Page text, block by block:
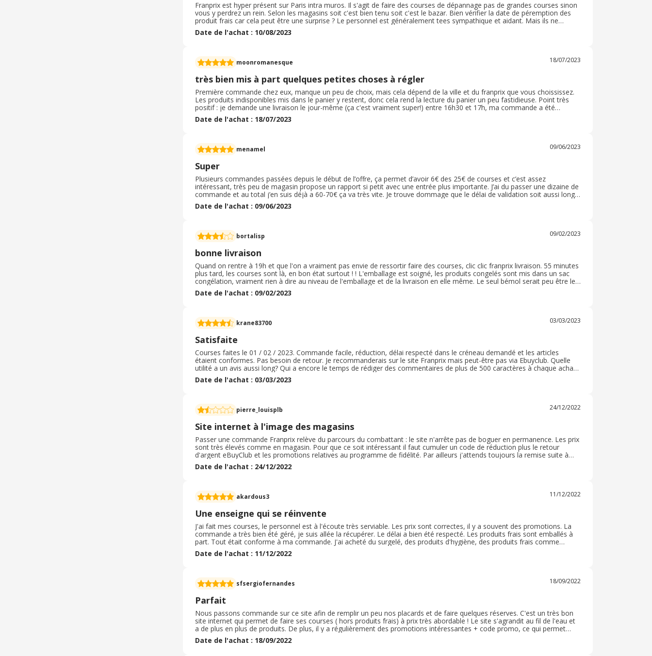
Franprix est hyper présent sur Paris intra muros. Il s'agit de faire des courses de dépannage pas de grandes courses sinon
vous y perdrez un rein. Selon les magasins soit c'est bien tenu soit c'est le bazar. Bien vérifier la date de péremption des
produit frais car cela peut être une surprise ? Le personnel est généralement tees sympathique et aidant. Mais ils ne
gagnent pas des masses. Lors du confinement franprix à été tout de même d'une grande aide. Pour dépanner de temps
en temps oui, mais pas eu quotidien.
Date de l'achat : 10/08/2023
moonromanesque 18/07/2023
très bien mis à part quelques petites choses à régler
Première commande chez eux, manque un peu de choix, mais cela dépend de la ville et du franprix que vous choississez.
Les produits indisponibles mis dans le panier y restent, donc cela rend la lecture du panier un peu fastidieuse. Point très
positif : je demande une livraison le jour-même (ça c'est vraiment super!) entre 16h30 et 17h, ma commande a été
préparée presque 1h avant, et livré vers 16h20. Donc très bien pour moi. Petit bémol, livré par livreur à vélo et non pas un
camion réfrigéré, alors qu'il y avait des glaces dans ma commande. J'avais heureusement limité l'achat de surgelés (car les
compte mes autres remarques. Donc même si tout n'est pas parfait, je mets 5 étoiles car ils sont à l'écoute du client et
font des gestes commerciaux pour dédommager. Donc à part quelques points à régler, tout pourrait etre parfait!
Date de l'achat : 18/07/2023
menamel 09/06/2023
Super
Plusieurs commandes passées depuis le début de l’offre, ça permet d’avoir 6€ des 25€ de courses et c’est assez
intéressant, très peu de magasin propose un rapport si petit avec une entrée plus importante. J’ai du passer une dizaine de
commande et au total j’en suis déjà a 60-70€ ça va très vite. Je trouve dommage que le délai de validation soit aussi long
c’est dommage car après la validation il faut encore attendre la validation du paiement mais bon cela est propre à la
plateforme. J’espère que mon commentaire vous aidera, en tout cas foncez!
Date de l'achat : 09/06/2023
bortalisp 09/02/2023
bonne livraison
Quand on rentre à 19h et que l'on a vraiment pas envie de ressortir faire des courses, clic clic franprix livraison. 55 minutes
plus tard, les courses sont là, en bon état surtout ! ! L'emballage est soigné, les produits congelés sont mis dans un sac
congélation, vraiment rien à dire au niveau de l'emballage et de la livraison en elle même. Le seul bémol serait peu être les
prix parfois exorbitants de certains produits, 9euros pour 2 steak hachés désolée je préfère passer mon tour. Bref c'est
très bien pour un dépannage.
Date de l'achat : 09/02/2023
krane83700 03/03/2023
Satisfaite
Courses faites le 01 / 02 / 2023. Commande facile, réduction, délai respecté dans le créneau demandé et les articles
étaient conformes. Pas besoin de retour. Je recommanderais sur le site Franprix mais peut-être pas via Ebuyclub. Quelle
utilité a un avis aussi long? Qui a encore le temps de rédiger des commentaires de plus de 500 caractères à chaque achat
pour obtenir un simple cashback et un bonus aussi ridicule que 0, 20€. Personne ne prendra non plus le temps de lire un
avis de cette taille, selon moi.
Date de l'achat : 03/03/2023
pierre_louisplb 24/12/2022
Site internet à l'image des magasins
Passer une commande Franprix relève du parcours du combattant : le site n'arrête pas de boguer en permanence. Les prix
sont très élevés comme en magasin. Pour que ce soit intéressant il faut cumuler un code de réduction plus le retour
d'argent eBuyClub et les promotions relatives au programme de fidélité. Par ailleurs j'attends toujours la remise suite à
mon parrainage pour lequel j'aurais dû toucher 5€ sur ma cagnotte mais les conditions ayant évoluées entre temps, le
service client n'a rien voulu entendre. Service client déplorable qui répond à côté de la plaque et en plus le formulaire de
sur les sacs ( quel gaspillage ! ) . Il y a également eu une erreur de produit dans ma commande ( alors que j'avais coché
que je ne voulais pas de substitution de produit) et j'ai dû réclamer au service client pour avoir un remboursement.
Date de l'achat : 24/12/2022
akardous3 11/12/2022
Une enseigne qui se réinvente
J'ai fait mes courses, le personnel est à l'écoute très serviable. Les prix sont correctes, il y a souvent des promotions. La
commande a très bien été géré, je suis allée la récupérer. Le délai a bien été respecté. Les produits frais sont emballés à
part. Tout était conforme à ma commande. J'ai acheté du surgelé, des produits d'hygiène, des produits frais comme
yaourt, jus de fruits. J'ai pu bénéficier d'un code promotionnel en fonction du montant de l'achat. Je recommande cet
enseigne de proximité.
Date de l'achat : 11/12/2022
sfsergiofernandes 18/09/2022
Parfait
Nous passons commande sur ce site afin de remplir un peu nos placards et de faire quelques réserves. C'est un très bon
site internet qui permet de faire ses courses ( hors produits frais) à prix très abordable ! Le site s'agrandit au fil de l'eau et
a de plus en plus de produits. De plus, il y a régulièrement des promotions intéressantes + code promo, ce qui permet
d'optimiser son budget courses c'est vraiment super :) Les produits sont très bien emballés, voir même sur-emballé, ce qui
évite la casse, la livraison etc rien à redire. Merci !
Date de l'achat : 18/09/2022